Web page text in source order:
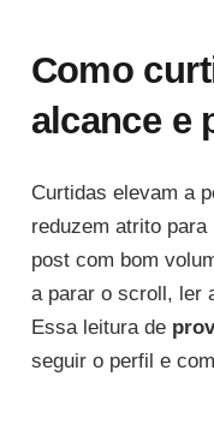
Como
alcance e
Curtidas elevam a
reduzem atrito
post com bom
a parar o scroll, ler
Essa leitura de
seguir o perfil e